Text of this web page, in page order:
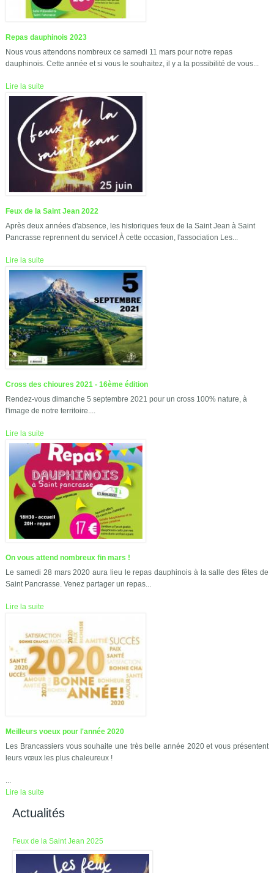
Repas dauphinois 2023
Nous vous attendons nombreux ce samedi 11 mars pour notre repas
dauphinois. Cette année et si vous le souhaitez, il y a la possibilité de vous...
Lire la suite
Feux de la Saint Jean 2022
Après deux années d'absence, les historiques feux de la Saint Jean à Saint
Pancrasse reprennent du service! À cette occasion, l'association Les...
Lire la suite
Cross des chioures 2021 - 16ème édition
Rendez-vous dimanche 5 septembre 2021 pour un cross 100% nature, à
l'image de notre territoire....
Lire la suite
On vous attend nombreux fin mars !
Le samedi 28 mars 2020 aura lieu le repas dauphinois à la salle des fêtes de
Saint Pancrasse. Venez partager un repas...
Lire la suite
Meilleurs voeux pour l'année 2020
Les Brancassiers vous souhaite une très belle année 2020 et vous présentent
leurs vœux les plus chaleureux !
...
Lire la suite
Actualités
Feux de la Saint Jean 2025